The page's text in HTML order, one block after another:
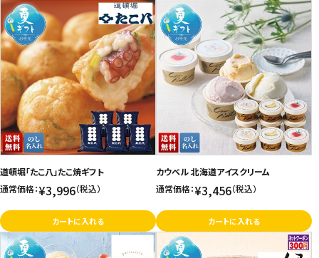
スイーツ
お菓子
飲料
酒類
日用品
セール
新着順
発売日順
価格が安い
価格が高い
お気に入り登録数
道頓堀「たこ八」たこ焼ギフト
通常価格：¥3,996（税込）
カートに入れる
カウベル 北海道アイスクリーム
通常価格：¥3,456（税込）
カートに入れる